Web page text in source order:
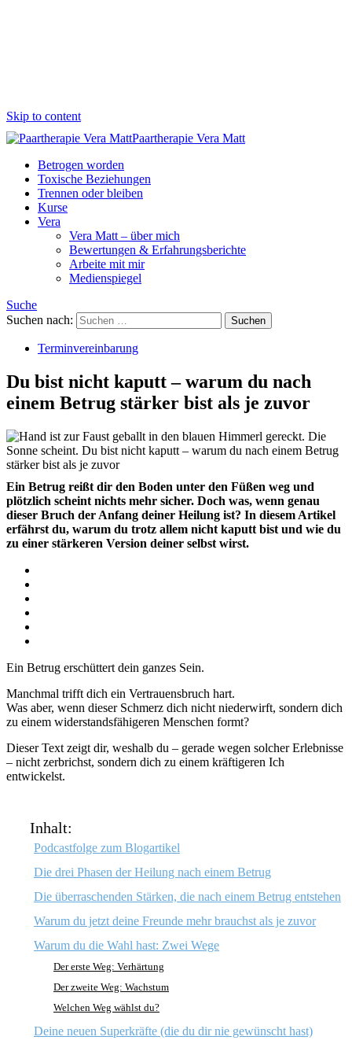
Skip to content
Paartherapie Vera Matt
Betrogen worden
Toxische Beziehungen
Trennen oder bleiben
Kurse
Vera
Vera Matt – über mich
Bewertungen & Erfahrungsberichte
Arbeite mit mir
Medienspiegel
Suche
Suchen nach:
Terminvereinbarung
Du bist nicht kaputt – warum du nach
einem Betrug stärker bist als je zuvor
Ein Betrug reißt dir den Boden unter den Füßen weg und
plötzlich scheint nichts mehr sicher. Doch was, wenn genau
dieser Bruch der Anfang deiner Heilung ist? In diesem Artikel
erfährst du, warum du trotz allem nicht kaputt bist und wie du
zu einer stärkeren Version deiner selbst wirst.
Ein Betrug erschüttert dein ganzes Sein.
Manchmal trifft dich ein Vertrauensbruch hart.
Was aber, wenn dieser Schmerz dich nicht niederwirft, sondern dich
zu einem widerstandsfähigeren Menschen formt?
Dieser Text zeigt dir, weshalb du – gerade wegen solcher Erlebnisse
– nicht zerbrichst, sondern dich zu einem kräftigeren Ich
entwickelst.
Inhalt:
Podcastfolge zum Blogartikel
Die drei Phasen der Heilung nach einem Betrug
Die überraschenden Stärken, die nach einem Betrug entstehen
Warum du jetzt deine Freunde mehr brauchst als je zuvor
Warum du die Wahl hast: Zwei Wege
Der erste Weg: Verhärtung
Der zweite Weg: Wachstum
Welchen Weg wählst du?
Deine neuen Superkräfte (die du dir nie gewünscht hast)